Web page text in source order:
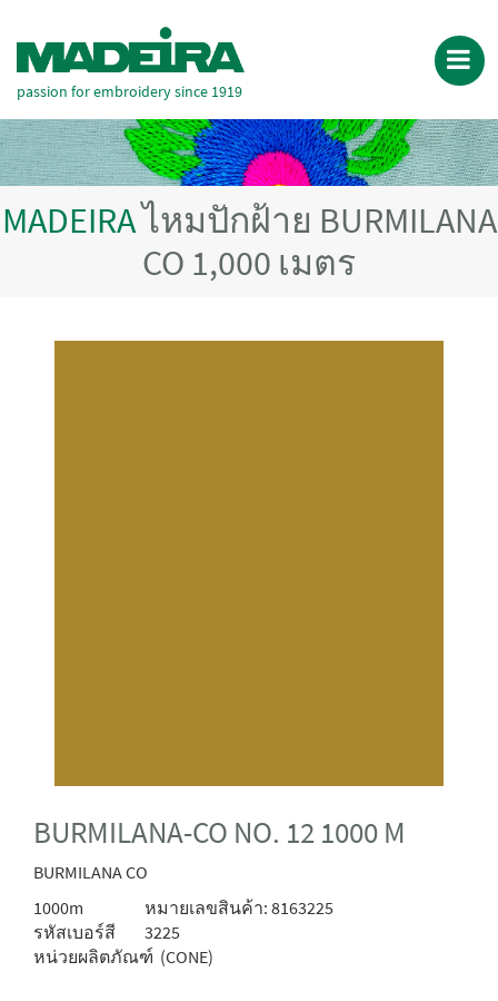
passion for embroidery since 1919
MADEIRAไหมปักฝ้าย BURMILANA
CO 1,000 เมตร
BURMILANA-CO NO. 12 1000 M
BURMILANA CO
1000m
หมายเลขสินค้า: 8163225
รหัสเบอร์สี
3225
หน่วยผลิตภัณฑ์ (CONE)